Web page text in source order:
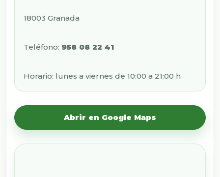
18003 Granada
Teléfono: 958 08 22 41
Horario: lunes a viernes de 10:00 a 21:00 h
Abrir en Google Maps